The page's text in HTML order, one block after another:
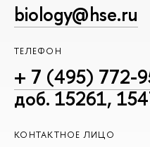
biology@hse.ru
ТЕЛЕФОН
+ 7 (495) 772-
доб. 15261,
КОНТАКТНОЕ ЛИЦО